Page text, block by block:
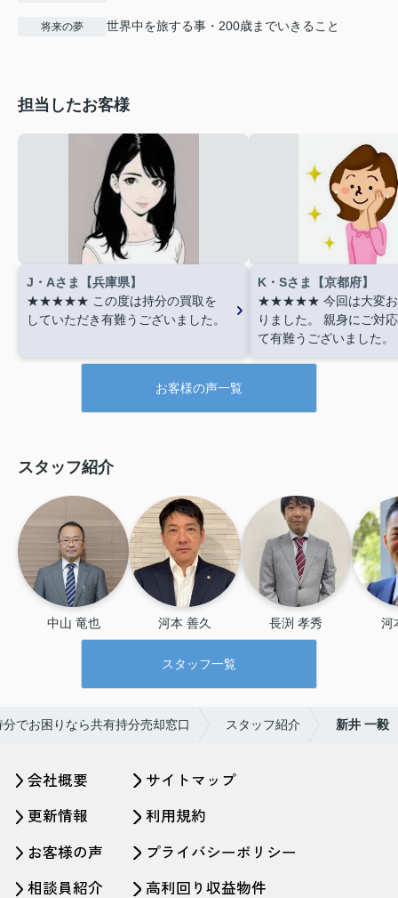
将来の夢 世界中を旅する事・200歳までいきること
担当したお客様
J・Aさま【兵庫県】
★★★★★ この度は持分の買取を
していただき有難うございました。
K・Sさま【京都府】
★★★★★ 今回は大変
りました。
親身にご対
て有難うございました。
お客様の声一覧
スタッフ紹介
中山 竜也 河本 善久 長渕 孝秀 河
スタッフ一覧
でお困りなら共有持分売却窓口 スタッフ紹介 新井 一毅
会社概要
更新情報
お客様の声
相談員紹介
サイトマップ
利用規約
プライバシーポリシー
高利回り収益物件